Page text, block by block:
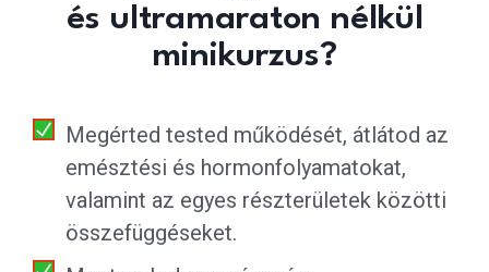
és ultramaraton nélkül
minikurzus?
Megérted tested működését, átlátod az
emésztési és hormonfolyamatokat,
valamint az egyes részterületek közötti
összefüggéseket.